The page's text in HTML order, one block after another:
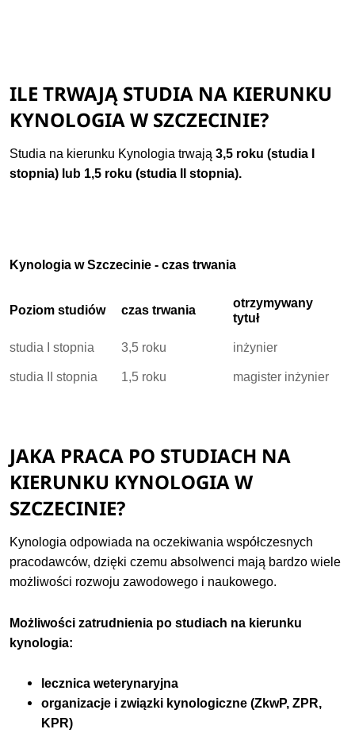
ILE TRWAJĄ STUDIA NA KIERUNKU
KYNOLOGIA W SZCZECINIE?
Studia na kierunku Kynologia trwają3,5 roku (studia I
stopnia) lub 1,5 roku (studia II stopnia).
Kynologia w Szczecinie - czas trwania
Poziom studiów czas trwania
otrzymywany
tytuł
studia I stopnia 3,5 roku inżynier
studia II stopnia 1,5 roku magister inżynier
JAKA PRACA PO STUDIACH NA
KIERUNKU KYNOLOGIA W
SZCZECINIE?
Kynologia odpowiada na oczekiwania współczesnych
pracodawców, dzięki czemu absolwenci mają bardzo wiele
możliwości rozwoju zawodowego i naukowego.
Możliwości zatrudnienia po studiach na kierunku
kynologia:
lecznica weterynaryjna
organizacje i związki kynologiczne (ZkwP, ZPR,
KPR)